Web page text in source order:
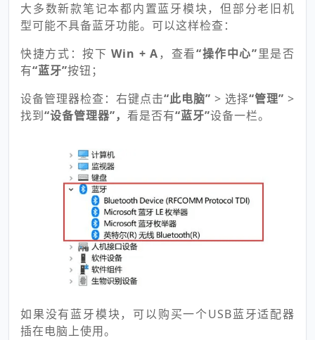
大多数新款笔记本都内置蓝牙模块，但部分老旧机
型可能不具备蓝牙功能。可以这样检查：
快捷方式：按下Win + A ，查看“操作中心”里是否
有“蓝牙”按钮；
设备管理器检查：右键点击“此电脑” > 选择“管理” >
找到“设备管理器”， 看是否有“蓝牙”设备一栏。
如果没有蓝牙模块，可以购买一个USB蓝牙适配器
插在电脑上使用。